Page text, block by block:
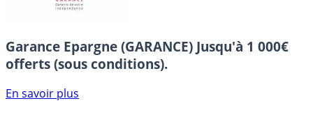
Garance Epargne (GARANCE) Jusqu'à 1 000€
offerts (sous conditions).
En savoir plus